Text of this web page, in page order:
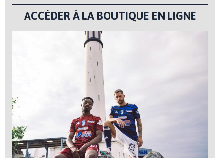
ACCÉDER À LA BOUTIQUE EN LIGNE